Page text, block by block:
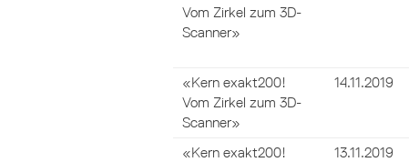
Vom Zirkel zum 3D-
Scanner»
«Kern exakt200!
Vom Zirkel zum 3D-
Scanner»
14.11.2019
«Kern exakt200!
13.11.2019